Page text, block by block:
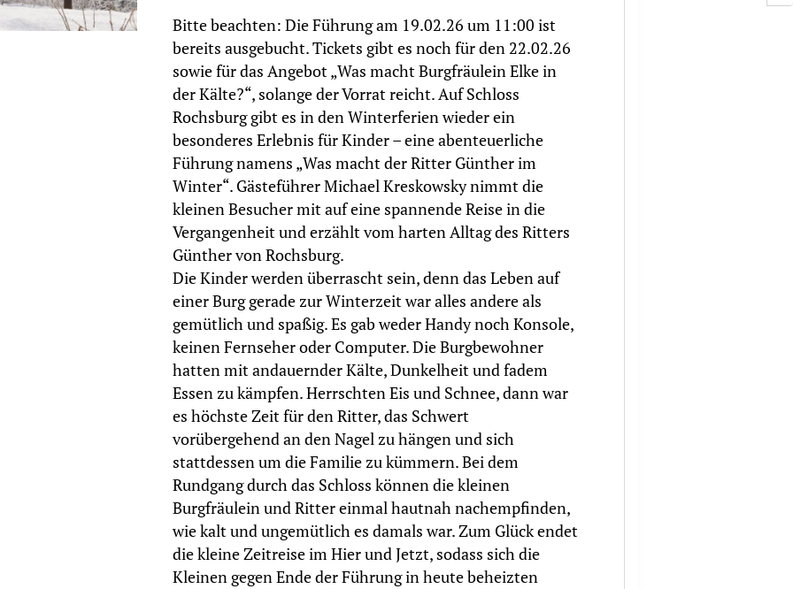
Bitte beachten: Die Führung am 19.02.26 um 11:00 ist
bereits ausgebucht. Tickets gibt es noch für den 22.02.26
sowie für das Angebot „Was macht Burgfräulein Elke in
der Kälte?“, solange der Vorrat reicht.Auf Schloss
Rochsburg gibt es in den Winterferien wieder ein
besonderes Erlebnis für Kinder – eine abenteuerliche
Führung namens „Was macht der Ritter Günther im
Winter“. Gästeführer Michael Kreskowsky nimmt die
kleinen Besucher mit auf eine spannende Reise in die
Vergangenheit und erzählt vom harten Alltag des Ritters
Günther von Rochsburg.
Die Kinder werden überrascht sein, denn das Leben auf
einer Burg gerade zur Winterzeit war alles andere als
gemütlich und spaßig. Es gab weder Handy noch Konsole,
keinen Fernseher oder Computer. Die Burgbewohner
hatten mit andauernder Kälte, Dunkelheit und fadem
Essen zu kämpfen. Herrschten Eis und Schnee, dann war
es höchste Zeit für den Ritter, das Schwert
vorübergehend an den Nagel zu hängen und sich
stattdessen um die Familie zu kümmern. Bei dem
Rundgang durch das Schloss können die kleinen
Burgfräulein und Ritter einmal hautnah nachempfinden,
wie kalt und ungemütlich es damals war. Zum Glück endet
die kleine Zeitreise im Hier und Jetzt, sodass sich die
Kleinen gegen Ende der Führung in heute beheizten